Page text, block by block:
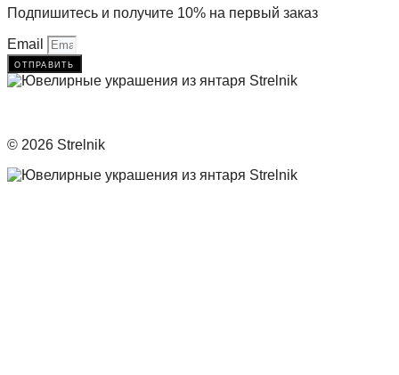
Подпишитесь и получите 10% на первый заказ
Email
отправить
© 2026 Strelnik